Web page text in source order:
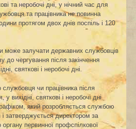
та неробочі дні, у нічний час для
та працівника не повинна
протягом двох днів поспіль і 120
може залучати державних службовців
до чергування після закінчення
святкові і неробочі дні.
чи працівника після
у вихідні, святкові і неробочі дні
який розробляється службою
затверджується директором за
первинної профспілкової